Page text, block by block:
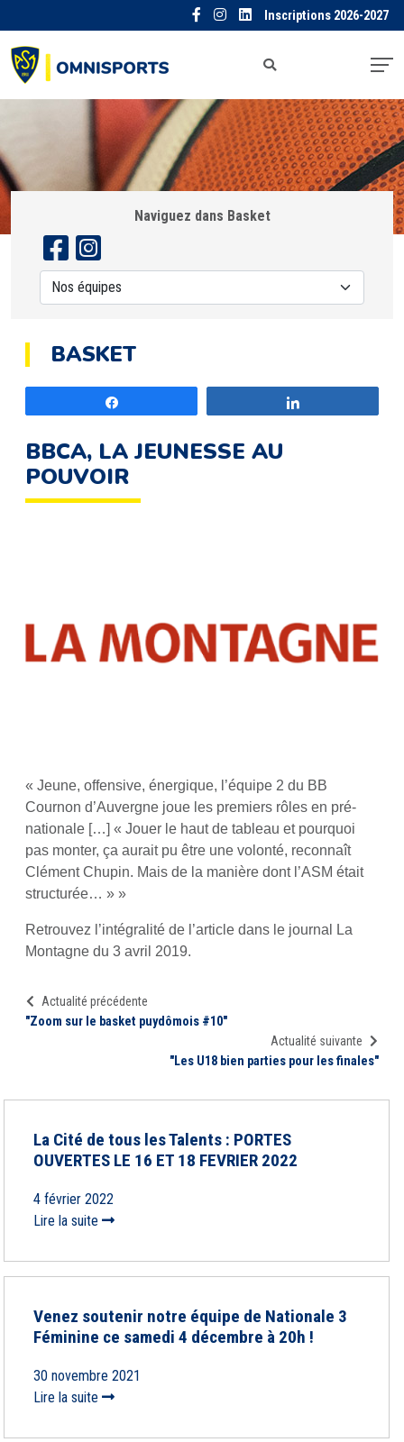
Inscriptions 2026-2027
Naviguez dans Basket
BASKET
BBCA, LA JEUNESSE AU
POUVOIR
« Jeune, offensive, énergique, l’équipe 2 du BB
Cournon d’Auvergne joue les premiers rôles en pré-
nationale […] « Jouer le haut de tableau et pourquoi
pas monter, ça aurait pu être une volonté, reconnaît
Clément Chupin. Mais de la manière dont l’ASM était
structurée… » »
Retrouvez l’intégralité de l’article dans le journal La
Montagne du 3 avril 2019.
Actualité précédente
"Zoom sur le basket puydômois #10"
Actualité suivante
"Les U18 bien parties pour les finales"
La Cité de tous les Talents : PORTES
OUVERTES LE 16 ET 18 FEVRIER 2022
4 février 2022
Lire la suite
Venez soutenir notre équipe de Nationale 3
Féminine ce samedi 4 décembre à 20h !
30 novembre 2021
Lire la suite